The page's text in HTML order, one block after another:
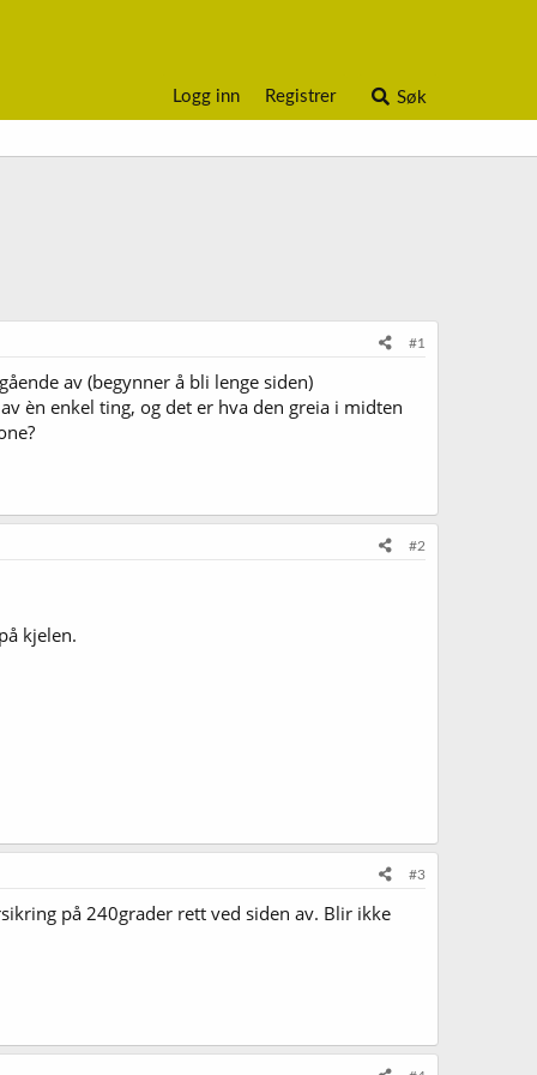
Logg inn Registrer Søk
#1
av (begynner å bli lenge siden)
èn enkel ting, og det er hva den greia i midten
#2
kjelen.
#3
på 240grader rett ved siden av. Blir ikke